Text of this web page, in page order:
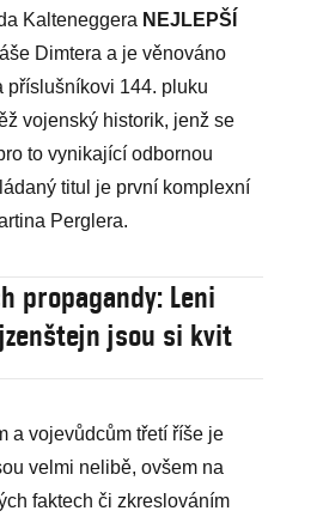
Kalteneggera NEJLEPŠÍ
Dimtera a je věnováno
příslušníkovi 144. pluku
vojenský historik, jenž se
to vynikající odbornou
titul je první komplexní
Perglera.
propagandy: Leni
jsou si kvit
a vojevůdcům třetí říše je
velmi nelibě, ovšem na
faktech či zkreslováním